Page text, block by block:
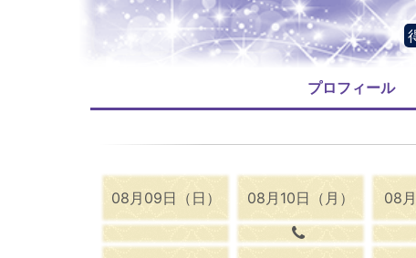
プロフィール
08月09日（日） 08月10日（月） 08月